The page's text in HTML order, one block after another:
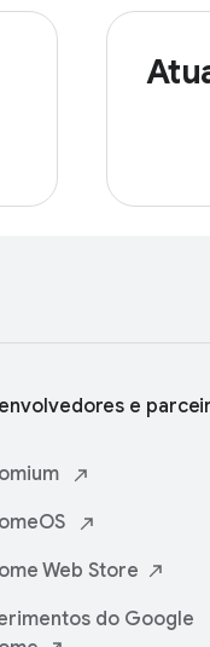
e
Web Store
do Google